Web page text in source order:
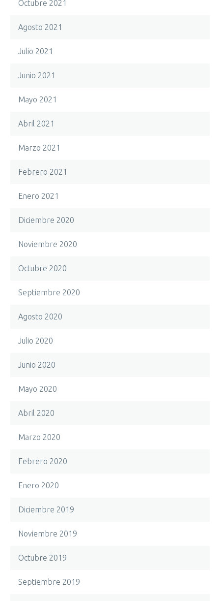
Octubre 2021
Agosto 2021
Julio 2021
Junio 2021
Mayo 2021
Abril 2021
Marzo 2021
Febrero 2021
Enero 2021
Diciembre 2020
Noviembre 2020
Octubre 2020
Septiembre 2020
Agosto 2020
Julio 2020
Junio 2020
Mayo 2020
Abril 2020
Marzo 2020
Febrero 2020
Enero 2020
Diciembre 2019
Noviembre 2019
Octubre 2019
Septiembre 2019